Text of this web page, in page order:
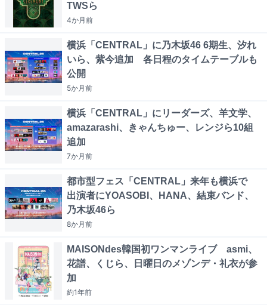
TWSら
4か月前
横浜「CENTRAL」に乃木坂46 6期生、汐れ
いら、紫今追加 各日程のタイムテーブルも
公開
5か月前
横浜「CENTRAL」にリーダーズ、羊文学、
amazarashi、きゃんちゅー、レンジら10組
追加
7か月前
都市型フェス「CENTRAL」来年も横浜で
出演者にYOASOBI、HANA、結束バンド、
乃木坂46ら
8か月前
MAISONdes韓国初ワンマンライブ asmi、
花譜、くじら、日曜日のメゾンデ・礼衣が参
加
約1年前